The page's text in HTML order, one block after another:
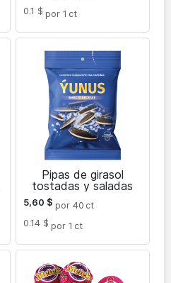
0.1 $ por 1 ct
Pipas de girasol
tostadas y saladas
5,60 $ por 40 ct
0.14 $ por 1 ct